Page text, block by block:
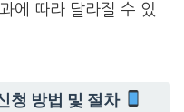
에 따라 달라질 수 있
청 방법 및 절차